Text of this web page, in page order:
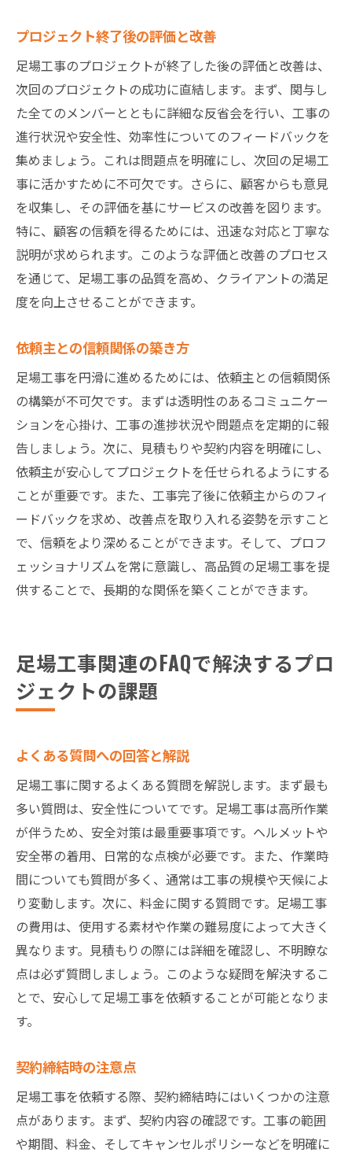
プロジェクト終了後の評価と改善
足場工事のプロジェクトが終了した後の評価と改善は、
次回のプロジェクトの成功に直結します。まず、関与し
た全てのメンバーとともに詳細な反省会を行い、工事の
進行状況や安全性、効率性についてのフィードバックを
集めましょう。これは問題点を明確にし、次回の足場工
事に活かすために不可欠です。さらに、顧客からも意見
を収集し、その評価を基にサービスの改善を図ります。
特に、顧客の信頼を得るためには、迅速な対応と丁寧な
説明が求められます。このような評価と改善のプロセス
を通じて、足場工事の品質を高め、クライアントの満足
度を向上させることができます。
依頼主との信頼関係の築き方
足場工事を円滑に進めるためには、依頼主との信頼関係
の構築が不可欠です。まずは透明性のあるコミュニケー
ションを心掛け、工事の進捗状況や問題点を定期的に報
告しましょう。次に、見積もりや契約内容を明確にし、
依頼主が安心してプロジェクトを任せられるようにする
ことが重要です。また、工事完了後に依頼主からのフィ
ードバックを求め、改善点を取り入れる姿勢を示すこと
で、信頼をより深めることができます。そして、プロフ
ェッショナリズムを常に意識し、高品質の足場工事を提
供することで、長期的な関係を築くことができます。
足場工事関連のFAQで解決するプロ
ジェクトの課題
よくある質問への回答と解説
足場工事に関するよくある質問を解説します。まず最も
多い質問は、安全性についてです。足場工事は高所作業
が伴うため、安全対策は最重要事項です。ヘルメットや
安全帯の着用、日常的な点検が必要です。また、作業時
間についても質問が多く、通常は工事の規模や天候によ
り変動します。次に、料金に関する質問です。足場工事
の費用は、使用する素材や作業の難易度によって大きく
異なります。見積もりの際には詳細を確認し、不明瞭な
点は必ず質問しましょう。このような疑問を解決するこ
とで、安心して足場工事を依頼することが可能となりま
す。
契約締結時の注意点
足場工事を依頼する際、契約締結時にはいくつかの注意
点があります。まず、契約内容の確認です。工事の範囲
や期間、料金、そしてキャンセルポリシーなどを明確に